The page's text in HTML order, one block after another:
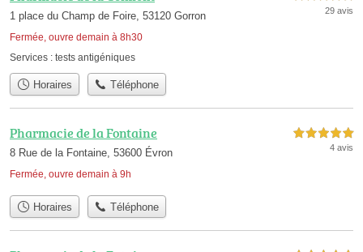
1 place du Champ de Foire, 53120 Gorron
Fermée, ouvre demain à 8h30
29 avis
Services : tests antigéniques
Horaires Téléphone
Pharmacie de la Fontaine
8 Rue de la Fontaine, 53600 Évron
Fermée, ouvre demain à 9h
5,0 étoiles sur 5
4 avis
Horaires Téléphone